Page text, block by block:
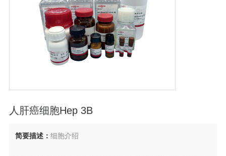
人肝癌细胞Hep 3B
简要描述： 细胞介绍